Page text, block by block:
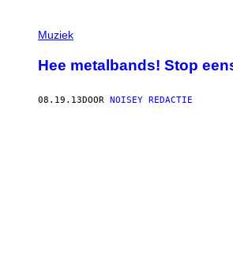
Muziek
Hee metalbands! Stop
08.19.13DOOR NOISEY REDACTIE